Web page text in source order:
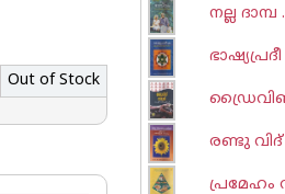
Out of Stock
നല്ല ദാമ്പ
ഭാഷ്യപ്രദീ
ഡ്രൈവിങ്
രണ്ടു വിദ്
പ്രമേഹം